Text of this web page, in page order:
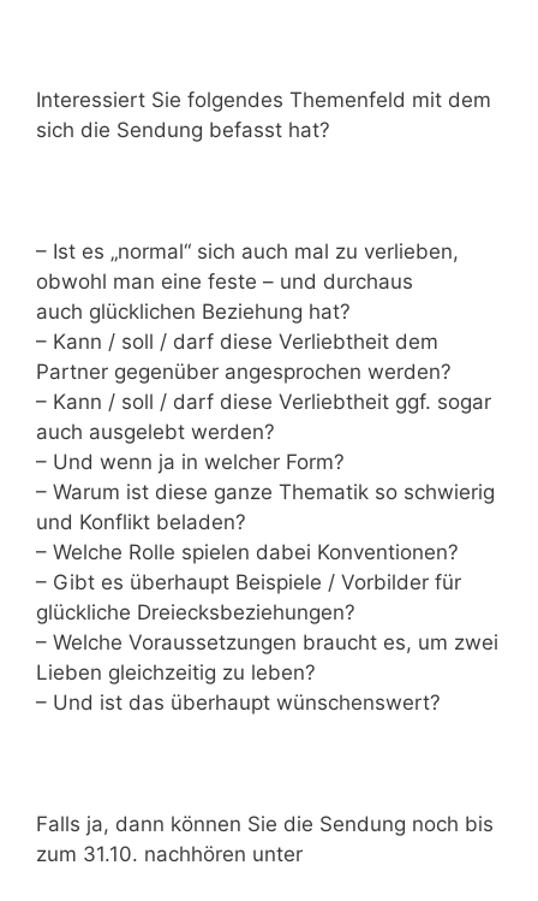
Interessiert Sie folgendes Themenfeld mit dem
sich die Sendung befasst hat?
– Ist es „normal“ sich auch mal zu verlieben,
obwohl man eine feste – und durchaus
auch glücklichen Beziehung hat?
– Kann / soll / darf diese Verliebtheit dem
Partner gegenüber angesprochen werden?
– Kann / soll / darf diese Verliebtheit ggf. sogar
auch ausgelebt werden?
– Und wenn ja in welcher Form?
– Warum ist diese ganze Thematik so schwierig
und Konflikt beladen?
– Welche Rolle spielen dabei Konventionen?
– Gibt es überhaupt Beispiele / Vorbilder für
glückliche Dreiecksbeziehungen?
– Welche Voraussetzungen braucht es, um zwei
Lieben gleichzeitig zu leben?
– Und ist das überhaupt wünschenswert?
Falls ja, dann können Sie die Sendung noch bis
zum 31.10. nachhören unter